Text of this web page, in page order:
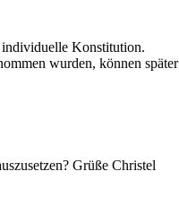
individuelle Konstitution.
wurden, können
Grüße Christel